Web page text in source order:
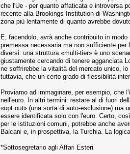
che l'Ue - per quanto affaticata e introversa
recente alla Brookings Institution di
zona più lentamente di quanto avrebbe
E, facendolo, avrà anche contribuito in
premessa necessaria ma non sufficiente
diversi: una struttura «multi-tier» è uno
giustamente cercando di tenere agganciata
ne soffrirebbe la vitalità del mercato unico,
tuttavia, che un certo grado di flessibilità
Proviamo ad immaginare, per esempio, che
nell'euro. In altri termini: restare al di fuori
«opt out» (una sorta di auto-esclusione) ma
essere identificata solo con l'euro. Certo,
per le istituzioni comuni, potrebbe anche
Balcani e, in prospettiva, la Turchia. La
*Sottosegretario agli Affari Esteri